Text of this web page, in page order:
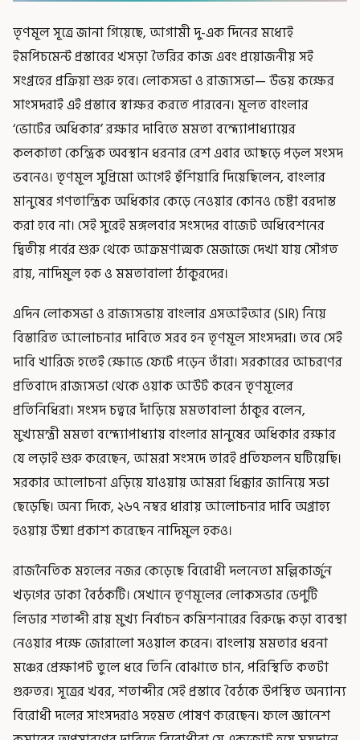
তৃণমূল সূত্রে জানা গিয়েছে, আগামী দু-এক দিনের মধ্যেই
ইমপিচমেন্ট প্রস্তাবের খসড়া তৈরির কাজ এবং প্রয়োজনীয় সই
সংগ্রহের প্রক্রিয়া শুরু হবে। লোকসভা ও রাজ্যসভা— উভয় কক্ষের
সাংসদরাই এই প্রস্তাবে স্বাক্ষর করতে পারবেন। মূলত বাংলার
‘ভোটের অধিকার’ রক্ষার দাবিতে মমতা বন্দ্যোপাধ্যায়ের
কলকাতা কেন্দ্রিক অবস্থান ধরনার রেশ এবার আছড়ে পড়ল সংসদ
ভবনেও। তৃণমূল সুপ্রিমো আগেই হুঁশিয়ারি দিয়েছিলেন, বাংলার
মানুষের গণতান্ত্রিক অধিকার কেড়ে নেওয়ার কোনও চেষ্টা বরদাস্ত
করা হবে না। সেই সুরেই মঙ্গলবার সংসদের বাজেট অধিবেশনের
দ্বিতীয় পর্বের শুরু থেকে আক্রমণাত্মক মেজাজে দেখা যায় সৌগত
রায়, নাদিমুল হক ও মমতাবালা ঠাকুরদের।
এদিন লোকসভা ও রাজ্যসভায় বাংলার এসআইআর (SIR) নিয়ে
বিস্তারিত আলোচনার দাবিতে সরব হন তৃণমূল সাংসদরা। তবে সেই
দাবি খারিজ হতেই ক্ষোভে ফেটে পড়েন তাঁরা। সরকারের আচরণের
প্রতিবাদে রাজ্যসভা থেকে ওয়াক আউট করেন তৃণমূলের
প্রতিনিধিরা। সংসদ চত্বরে দাঁড়িয়ে মমতাবালা ঠাকুর বলেন,
মুখ্যমন্ত্রী মমতা বন্দ্যোপাধ্যায় বাংলার মানুষের অধিকার রক্ষার
যে লড়াই শুরু করেছেন, আমরা সংসদে তারই প্রতিফলন ঘটিয়েছি।
সরকার আলোচনা এড়িয়ে যাওয়ায় আমরা ধিক্কার জানিয়ে সভা
ছেড়েছি। অন্য দিকে, ২৬৭ নম্বর ধারায় আলোচনার দাবি অগ্রাহ্য
হওয়ায় উষ্মা প্রকাশ করেছেন নাদিমুল হকও।
রাজনৈতিক মহলের নজর কেড়েছে বিরোধী দলনেতা মল্লিকার্জুন
খড়গের ডাকা বৈঠকটি। সেখানে তৃণমূলের লোকসভার ডেপুটি
লিডার শতাব্দী রায় মুখ্য নির্বাচন কমিশনারের বিরুদ্ধে কড়া ব্যবস্থা
নেওয়ার পক্ষে জোরালো সওয়াল করেন। বাংলায় মমতার ধরনা
মঞ্চের প্রেক্ষাপট তুলে ধরে তিনি বোঝাতে চান, পরিস্থিতি কতটা
গুরুতর। সূত্রের খবর, শতাব্দীর সেই প্রস্তাবে বৈঠকে উপস্থিত অন্যান্য
বিরোধী দলের সাংসদরাও সহমত পোষণ করেছেন। ফলে জ্ঞানেশ